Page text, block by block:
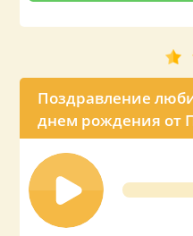
Поздравление
днем рождения от